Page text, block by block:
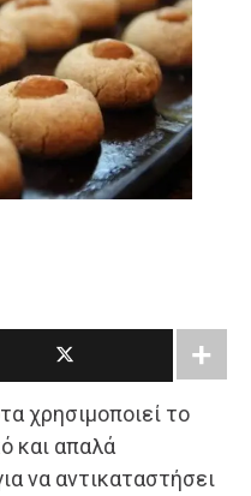
χρησιμοποιεί το
και απαλά
να αντικαταστήσει